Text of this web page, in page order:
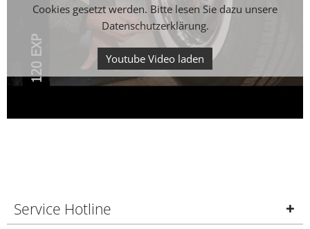
Cookies gesetzt werden. Bitte lesen Sie dazu unsere
Datenschutzerklärung.
Youtube Video laden
Service Hotline